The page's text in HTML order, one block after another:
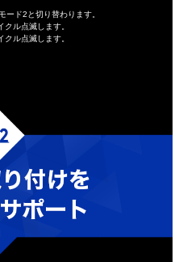
ド2と切り替わります。
ル点滅します。
ル点滅します。